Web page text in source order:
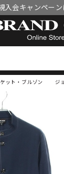
入会キャンペー
」付与漏れと補填
ジ
ット・ブルゾン